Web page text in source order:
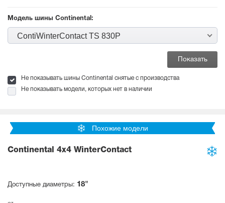
Модель шины Continental:
ContiWinterContact TS 830P
Не показывать шины Continental снятые с производства
Не показывать модели, которых нет в наличии
Похожие модели
Continental 4x4 WinterContact
Доступные диаметры: 18"